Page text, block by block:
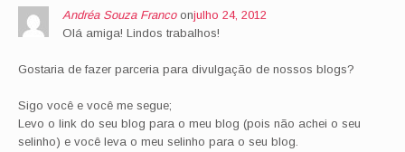
Andréa Souza Francoonjulho 24, 2012
Olá amiga! Lindos trabalhos!
Gostaria de fazer parceria para divulgação de nossos blogs?
Sigo você e você me segue;
Levo o link do seu blog para o meu blog (pois não achei o seu
selinho) e você leva o meu selinho para o seu blog.